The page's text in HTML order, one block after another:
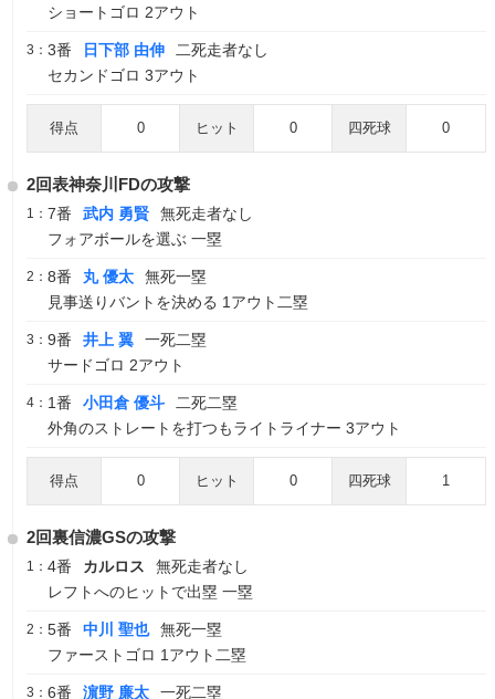
ショートゴロ 2アウト
3： 3番 日下部 由伸
二死走者なし
セカンドゴロ 3アウト
得点 0 ヒット 0 四死球 0
2回表神奈川FDの攻撃
1： 7番 武内 勇賢
無死走者なし
フォアボールを選ぶ 一塁
2： 8番 丸 優太
無死一塁
見事送りバントを決める 1アウト二塁
3： 9番 井上 翼
一死二塁
サードゴロ 2アウト
4： 1番 小田倉 優斗
二死二塁
外角のストレートを打つもライトライナー 3アウト
得点 0 ヒット 0 四死球 1
2回裏信濃GSの攻撃
1： 4番 カルロス
無死走者なし
レフトへのヒットで出塁 一塁
2： 5番 中川 聖也
無死一塁
ファーストゴロ 1アウト二塁
3： 6番 濵野 廉太
一死二塁